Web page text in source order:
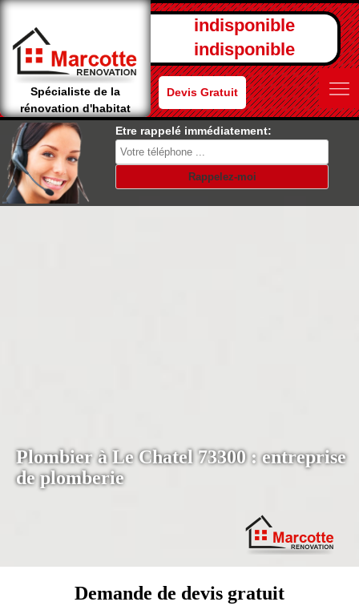
Spécialiste de la
rénovation d'habitat
indisponible
indisponible
Devis Gratuit
Etre rappelé immédiatement:
Plombier à Le Chatel 73300 : entreprise
de plomberie
Demande de devis gratuit